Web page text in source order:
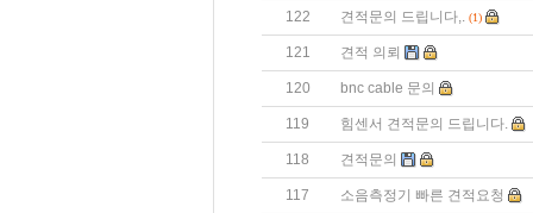
122 견적문의 드립니다,. (1)
121 견적 의뢰
120 bnc cable 문의
119 힘센서 견적문의 드립니다.
118 견적문의
117 소음측정기 빠른 견적요청